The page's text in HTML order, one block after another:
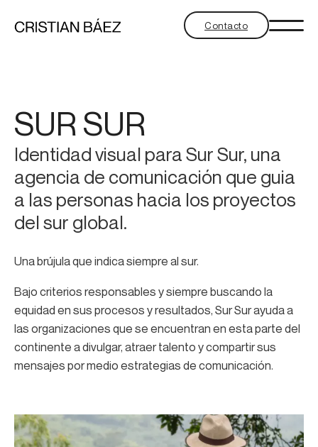
Contacto
SUR SUR
Identidad visual para Sur Sur, una
agencia de comunicación que guia
a las personas hacia los proyectos
del sur global.
Una brújula que indica siempre al sur.
Bajo criterios responsables y siempre buscando la
equidad en sus procesos y resultados, Sur Sur ayuda a
las organizaciones que se encuentran en esta parte del
continente a divulgar, atraer talento y compartir sus
mensajes por medio estrategias de comunicación.